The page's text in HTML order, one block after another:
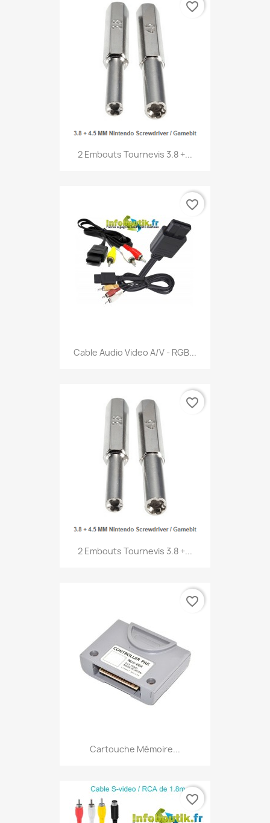
2 Embouts Tournevis 3.8 +...
favorite_border
Cable Audio Video A/V - RGB...
favorite_border
2 Embouts Tournevis 3.8 +...
favorite_border
Cartouche Mémoire...
favorite_border
favorite_border